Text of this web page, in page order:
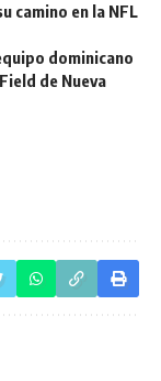
camino en la NFL
dominicano
de Nueva